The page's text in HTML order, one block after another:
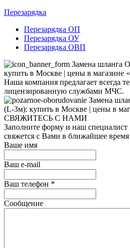
Перезарядка
Перезарядка ОП
Перезарядка ОУ
Перезарядка ОВП
Наша компания предлагает всегда
лицензированную службами МЧС.
СВЯЖИТЕСЬ С НАМИ
Заполните форму и наш специалист
свяжется с Вами в ближайшее время
Ваше имя
Ваш e-mail
Ваш телефон *
Сообщение